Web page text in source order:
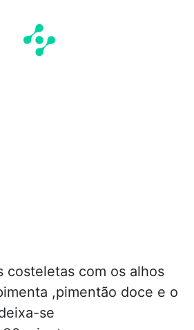
costeletas com os alhos
,pimentão doce e o
se